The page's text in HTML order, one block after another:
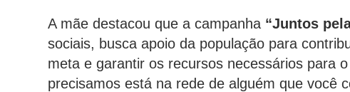
A mãe destacou que a campanha “Juntos
sociais, busca apoio da população para
meta e garantir os recursos necessários para
precisamos está na rede de alguém que você